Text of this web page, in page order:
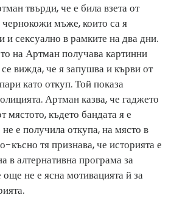
твърди, че е била взета от
мъже, които са я
и сексуално в рамките на два дни.
на Артман получава картинни
вижда, че я запушва и кърви от
като откуп. Той показа
Артман казва, че гаджето
мястото, където бандата я е
е получила откупа, на място в
късно тя признава, че историята е
в алтернативна програма за
не е ясна мотивацията й за